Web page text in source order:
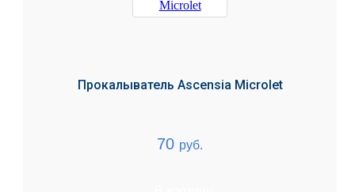
Прокалыватель Ascensia Microlet
70 руб.